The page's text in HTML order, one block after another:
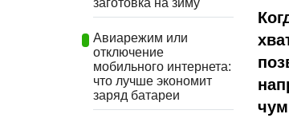
заготовка на зиму
Авиарежим или
отключение
мобильного интернета:
что лучше экономит
заряд батареи